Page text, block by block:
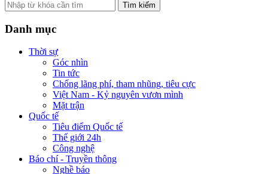
Tìm kiếm
Danh mục
Thời sự
Góc nhìn
Tin tức
Chống lãng phí, tham nhũng, tiêu cực
Việt Nam - Kỷ nguyên vươn mình
Mặt trận
Quốc tế
Tiêu điểm Quốc tế
Thế giới 24h
Công nghệ
Báo chí - Truyền thông
Nghề báo